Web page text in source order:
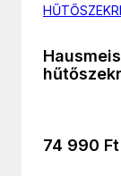
74 990 Ft